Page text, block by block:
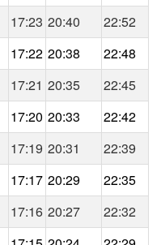
17:23 20:40
22:52
17:22 20:38
22:48
17:21 20:35
22:45
17:20 20:33
22:42
17:19 20:31
22:39
17:17 20:29
22:35
17:16 20:27
22:32